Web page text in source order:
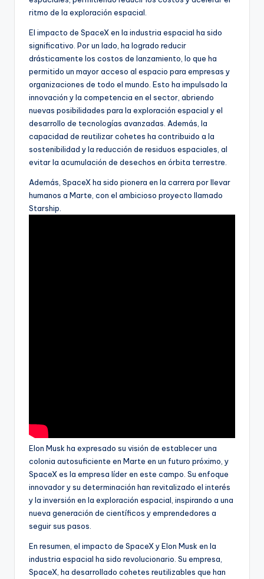
ritmo de la exploración espacial.
El impacto de SpaceX en la industria espacial ha sido
significativo. Por un lado, ha logrado reducir
drásticamente los costos de lanzamiento, lo que ha
permitido un mayor acceso al espacio para empresas y
organizaciones de todo el mundo. Esto ha impulsado la
innovación y la competencia en el sector, abriendo
nuevas posibilidades para la exploración espacial y el
desarrollo de tecnologías avanzadas. Además, la
capacidad de reutilizar cohetes ha contribuido a la
sostenibilidad y la reducción de residuos espaciales, al
evitar la acumulación de desechos en órbita terrestre.
Además, SpaceX ha sido pionera en la carrera por llevar
humanos a Marte, con el ambicioso proyecto llamado
Starship.
Elon Musk ha expresado su visión de establecer una
colonia autosuficiente en Marte en un futuro próximo, y
SpaceX es la empresa líder en este campo. Su enfoque
innovador y su determinación han revitalizado el interés
y la inversión en la exploración espacial, inspirando a una
nueva generación de científicos y emprendedores a
seguir sus pasos.
En resumen, el impacto de SpaceX y Elon Musk en la
industria espacial ha sido revolucionario. Su empresa,
SpaceX, ha desarrollado cohetes reutilizables que han